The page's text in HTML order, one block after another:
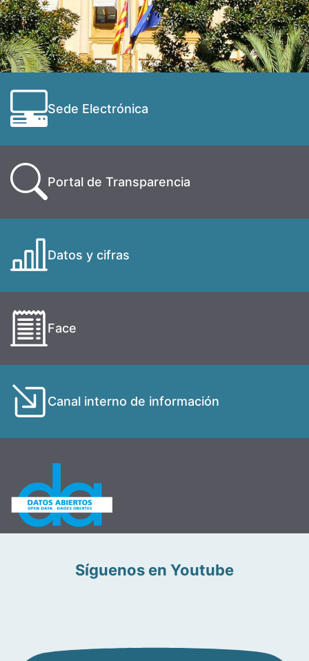
Sede Electrónica
Portal de Transparencia
Datos y cifras
Face
Canal interno de información
Síguenos en Youtube